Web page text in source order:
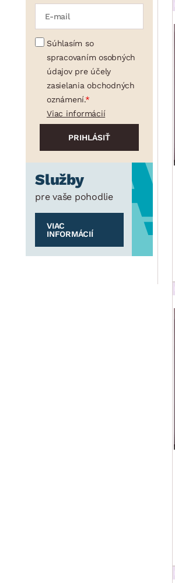
Súhlasím so
spracovaním osobných
údajov pre účely
zasielania obchodných
oznámení.
Viac informácií
Služby
pre vaše pohodlie
VIAC
INFORMÁCIÍ